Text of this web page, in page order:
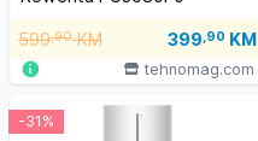
599,90KM 399,90 KM
tehnomag.com
-31%